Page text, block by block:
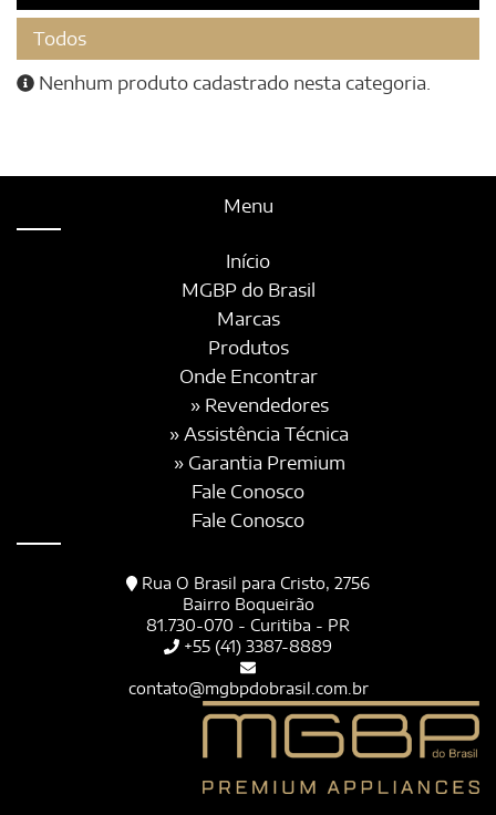
Todos
Nenhum produto cadastrado nesta categoria.
Menu
Início
MGBP do Brasil
Marcas
Produtos
Onde Encontrar
» Revendedores
» Assistência Técnica
» Garantia Premium
Fale Conosco
Fale Conosco
Rua O Brasil para Cristo, 2756
Bairro Boqueirão
81.730-070 - Curitiba - PR
+55 (41) 3387-8889
contato@mgbpdobrasil.com.br